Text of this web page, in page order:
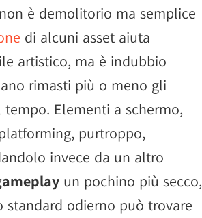
è demolitorio ma semplice
di alcuni asset aiuta
artistico, ma è indubbio
rimasti più o meno gli
Elementi a schermo,
purtroppo,
invece da un altro
un pochino più secco,
odierno può trovare